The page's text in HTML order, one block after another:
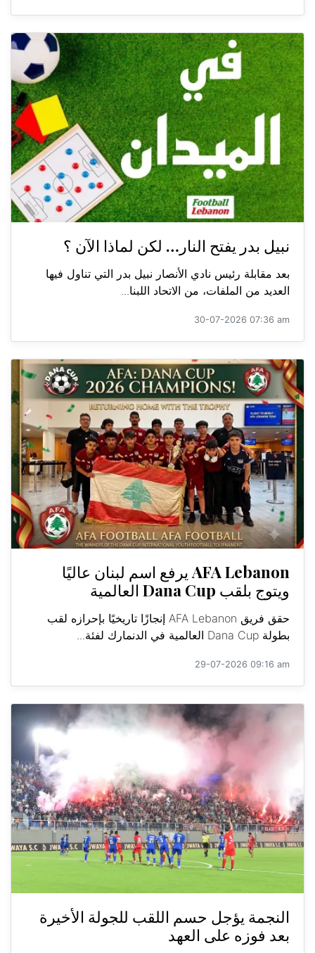
نبيل بدر يفتح النار… لكن لماذا الآن ؟
بعد مقابلة رئيس نادي الأنصار نبيل بدر التي تناول فيها
العديد من الملفات، من الاتحاد اللبنا...
30-07-2026 07:36 am
AFA Lebanon يرفع اسم لبنان عاليًا
ويتوج بلقب Dana Cup العالمية
حقق فريق AFA Lebanon إنجازًا تاريخيًا بإحرازه لقب
بطولة Dana Cup العالمية في الدنمارك لفئة...
29-07-2026 09:16 am
النجمة يؤجل حسم اللقب للجولة الأخيرة
بعد فوزه على العهد